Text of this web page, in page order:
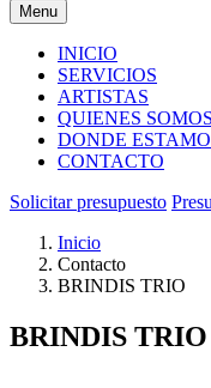
Menu
INICIO
SERVICIOS
ARTISTAS
QUIENES SOMOS
DONDE
CONTACTO
Solicitar presupuesto
Inicio
Contacto
BRINDIS TRIO
BRINDIS TRIO